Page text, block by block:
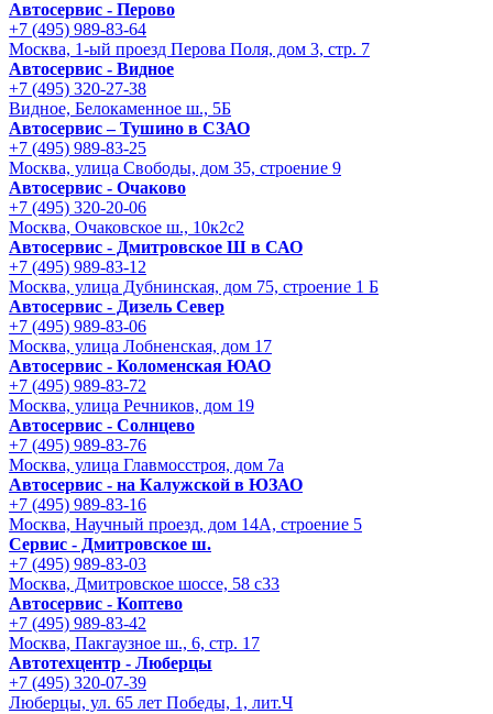
Автосервис - Перово
+7 (495) 989-83-64
Москва, 1-ый проезд Перова Поля, дом 3, стр. 7
Автосервис - Видное
+7 (495) 320-27-38
Видное, Белокаменное ш., 5Б
Автосервис – Тушино в СЗАО
+7 (495) 989-83-25
Москва, улица Свободы, дом 35, строение 9
Автосервис - Очаково
+7 (495) 320-20-06
Москва, Очаковское ш., 10к2с2
Автосервис - Дмитровское Ш в САО
+7 (495) 989-83-12
Москва, улица Дубнинская, дом 75, строение 1 Б
Автосервис - Дизель Север
+7 (495) 989-83-06
Москва, улица Лобненская, дом 17
Автосервис - Коломенская ЮАО
+7 (495) 989-83-72
Москва, улица Речников, дом 19
Автосервис - Солнцево
+7 (495) 989-83-76
Москва, улица Главмосстроя, дом 7а
Автосервис - на Калужской в ЮЗАО
+7 (495) 989-83-16
Москва, Научный проезд, дом 14А, строение 5
Сервис - Дмитровское ш.
+7 (495) 989-83-03
Москва, Дмитровское шоссе, 58 с33
Автосервис - Коптево
+7 (495) 989-83-42
Москва, Пакгаузное ш., 6, стр. 17
Автотехцентр - Люберцы
+7 (495) 320-07-39
Люберцы, ул. 65 лет Победы, 1, лит.Ч